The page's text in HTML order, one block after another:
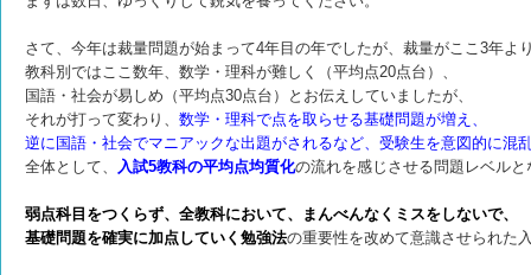
さて、今年は裁量問題が始まって4年目の年でしたが、 裁量がここ3年よ
教科別ではここ数年、数学・理科が難しく（平均点20点台）、
国語・社会が易しめ（平均点30点台）とお伝えしていましたが、
それが打って変わり、 数学・理科で点を取らせる基礎問題が増え、
逆に国語・社会でマニアックな出題がされるなど、 受験生を意図的に混
全体として、 入試5教科の平均点均質化の流れを感じさせる問題レベルと
弱点科目をつくらず、全教科において、まんべんなくミスをしないで、
基礎問題を確実に加点していく勉強法の重要性を改めて意識させられた